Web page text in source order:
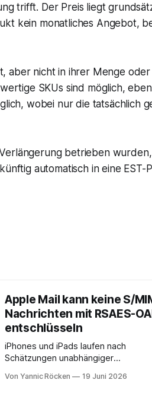
trifft. Der Preis liegt
kein monatliches Angebot,
aber nicht in ihrer Menge
SKUs sind möglich,
wobei nur die tatsächlich
betrieben
automatisch in eine
Apple Mail kann keine S/
Nachrichten mit RSAES-
entschlüsseln
iPhones und iPads laufen nach
Schätzungen unabhängiger
Milliarden aktiven Geräten. Nach
Von Yannic Röcken 19 Juni 2026